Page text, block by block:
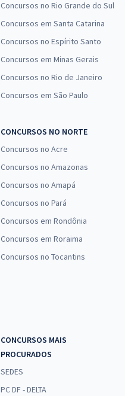
Concursos no Rio Grande do Sul
Concursos em Santa Catarina
Concursos no Espírito Santo
Concursos em Minas Gerais
Concursos no Rio de Janeiro
Concursos em São Paulo
CONCURSOS NO NORTE
Concursos no Acre
Concursos no Amazonas
Concursos no Amapá
Concursos no Pará
Concursos em Rondônia
Concursos em Roraima
Concursos no Tocantins
CONCURSOS MAIS
PROCURADOS
SEDES
PC DF - DELTA